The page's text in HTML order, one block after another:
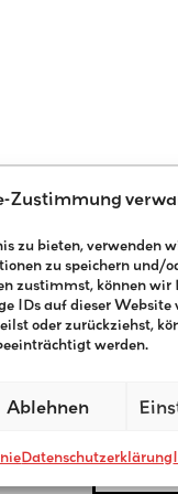
Zustimmung
zu bieten, verwenden
zu speichern und/
zustimmst, können wir
IDs auf dieser Website
oder zurückziehst,
werden.
Ablehnen
Datenschutzerklärung